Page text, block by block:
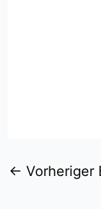
← Vorheriger